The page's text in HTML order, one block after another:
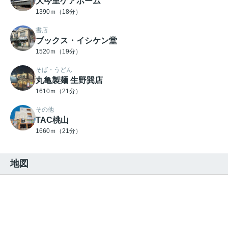
1390ｍ（18分）
書店
ブックス・イシケン堂
1520ｍ（19分）
そば・うどん
丸亀製麺 生野巽店
1610ｍ（21分）
その他
TAC桃山
1660ｍ（21分）
地図